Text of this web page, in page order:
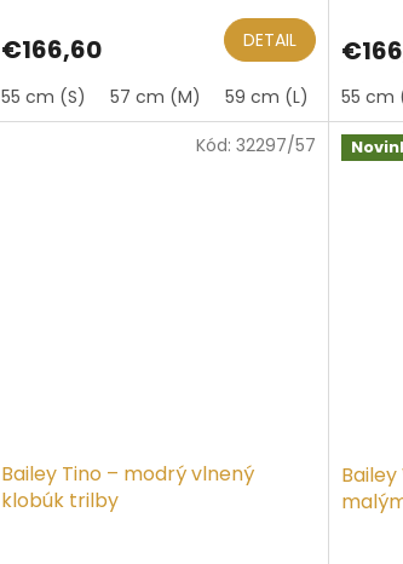
€166,60 DETAIL
55 cm (S) 57 cm (M) 59 cm (L) 55 cm
Bailey Tino – modrý vlnený
klobúk trilby
Kód: 32297/57